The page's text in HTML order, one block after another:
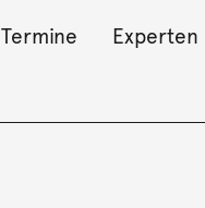
Termine Experten